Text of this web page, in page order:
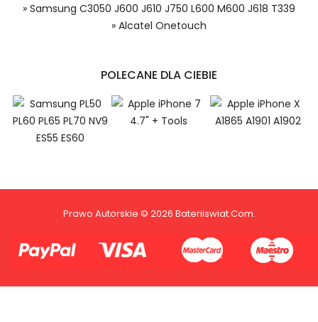
Ciebie żadnych opłat transakcyjnych*.
Niewielką opłatę uiszcza jedynie
sprzedawca.
dodasz dane swojej karty kredytowej
lub debetowej do swojego konta
1.Model urządzenia
» Samsung C3050 J600 J610 J750 L600 M600 J618 T339
» Alcatel Onetouch
POLECANE DLA CIEBIE
Prawo Autorskie © 2026 Bateriiswiat.com.